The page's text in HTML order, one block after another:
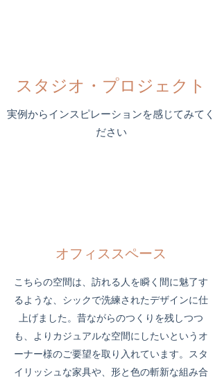
スタジオ・プロジェクト
実例からインスピレーションを感じてみてく
ださい
オフィススペース
こちらの空間は、訪れる人を瞬く間に魅了す
るような、シックで洗練されたデザインに仕
上げました。昔ながらのつくりを残しつつ
も、よりカジュアルな空間にしたいというオ
ーナー様のご要望を取り入れています。スタ
イリッシュな家具や、形と色の斬新な組み合